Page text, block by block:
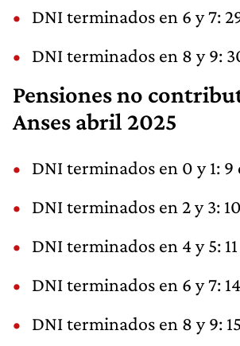
DNI terminados en 6 y 7:
DNI terminados en 8 y 9:
Pensiones no
Anses abril 2025
DNI terminados en 0 y 1: 9
DNI terminados en 2 y 3:
DNI terminados en 4 y 5:
DNI terminados en 6 y 7:
DNI terminados en 8 y 9: